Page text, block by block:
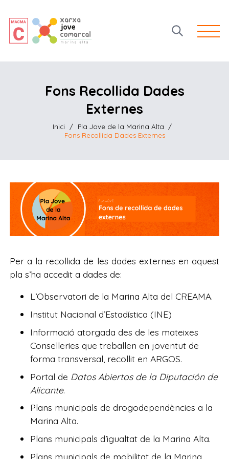
Open
Fons Recollida Dades
Externes
Inici / Pla Jove de la Marina Alta
/
Fons Recollida Dades Externes
Per a la recollida de les dades externes en aquest
pla s’ha accedit a dades de:
L’Observatori de la Marina Alta del CREAMA.
Institut Nacional d’Estadística (INE)
Informació atorgada des de les mateixes
Conselleries que treballen en joventut de
forma transversal, recollit en ARGOS.
Portal de Datos Abiertos de la Diputación de
Alicante.
Plans municipals de drogodependències a la
Marina Alta.
Plans municipals d’igualtat de la Marina Alta.
Plans municipals de mobilitat de la Marina